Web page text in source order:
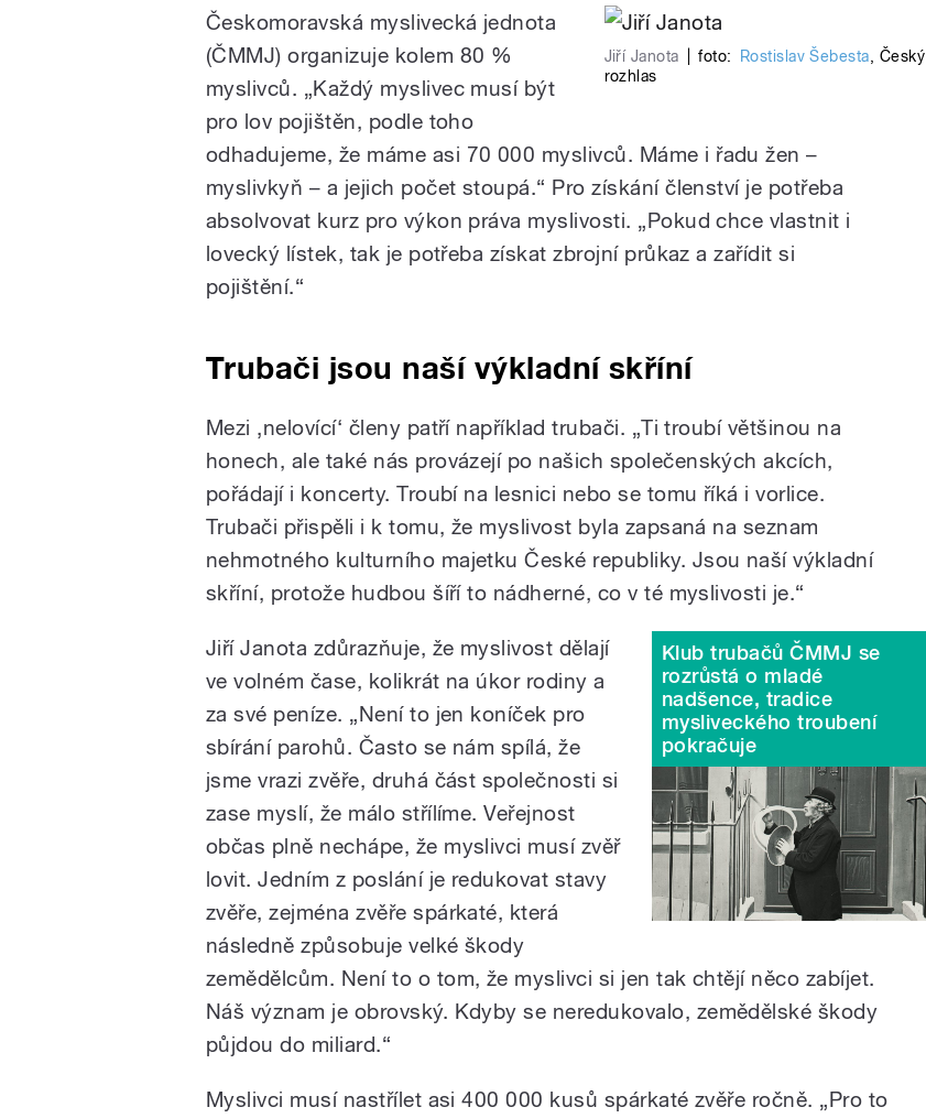
Jiří Janota foto: Rostislav Šebesta, Český
rozhlas
Českomoravská myslivecká jednota
(ČMMJ) organizuje kolem 80 %
myslivců. „Každý myslivec musí být
pro lov pojištěn, podle toho
odhadujeme, že máme asi 70 000 myslivců. Máme i řadu žen –
myslivkyň – a jejich počet stoupá.“ Pro získání členství je potřeba
absolvovat kurz pro výkon práva myslivosti. „Pokud chce vlastnit i
lovecký lístek, tak je potřeba získat zbrojní průkaz a zařídit si
pojištění.“
Trubači jsou naší výkladní skříní
Mezi ‚nelovící‘ členy patří například trubači. „Ti troubí většinou na
honech, ale také nás provázejí po našich společenských akcích,
pořádají i koncerty. Troubí na lesnici nebo se tomu říká i vorlice.
Trubači přispěli i k tomu, že myslivost byla zapsaná na seznam
nehmotného kulturního majetku České republiky. Jsou naší výkladní
skříní, protože hudbou šíří to nádherné, co v té myslivosti je.“
Klub trubačů ČMMJ se
rozrůstá o mladé
nadšence, tradice
mysliveckého troubení
pokračuje
Jiří Janota zdůrazňuje, že myslivost dělají
ve volném čase, kolikrát na úkor rodiny a
za své peníze. „Není to jen koníček pro
sbírání parohů. Často se nám spílá, že
jsme vrazi zvěře, druhá část společnosti si
zase myslí, že málo střílíme. Veřejnost
občas plně nechápe, že myslivci musí zvěř
lovit. Jedním z poslání je redukovat stavy
zvěře, zejména zvěře spárkaté, která
následně způsobuje velké škody
zemědělcům. Není to o tom, že myslivci si jen tak chtějí něco zabíjet.
Náš význam je obrovský. Kdyby se neredukovalo, zemědělské škody
půjdou do miliard.“
Myslivci musí nastřílet asi 400 000 kusů spárkaté zvěře ročně. „Pro to